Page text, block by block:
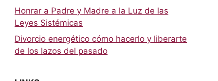
Honrar a Padre y Madre a la Luz de las
Leyes Sistémicas
Divorcio energético cómo hacerlo y liberarte
de los lazos del pasado